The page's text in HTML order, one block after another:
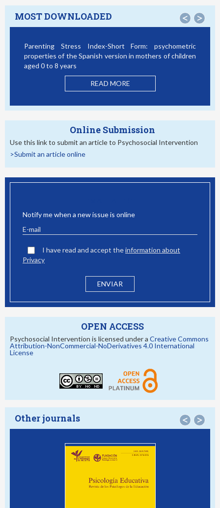
MOST DOWNLOADED < >
Stress Index-Short Form: psychometric
of the Spanish version in mothers of children
0 to 8 years
READ MORE
Online Submission
Use this link to submit an article to Psychosocial Intervention
>Submit an article online
Notify me when a new issue is online
I have read and accept theinformation about
Privacy
OPEN ACCESS
Psychosocial Intervention is licensed under a Creative Commons
Attribution-NonCommercial-NoDerivatives 4.0 International
License
Other journals < >